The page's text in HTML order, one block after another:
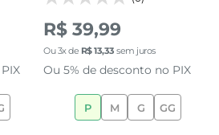
R$ 39,99
Ou3x de R$13,33 sem juros
Ou 5% de desconto no PIX
P M G GG